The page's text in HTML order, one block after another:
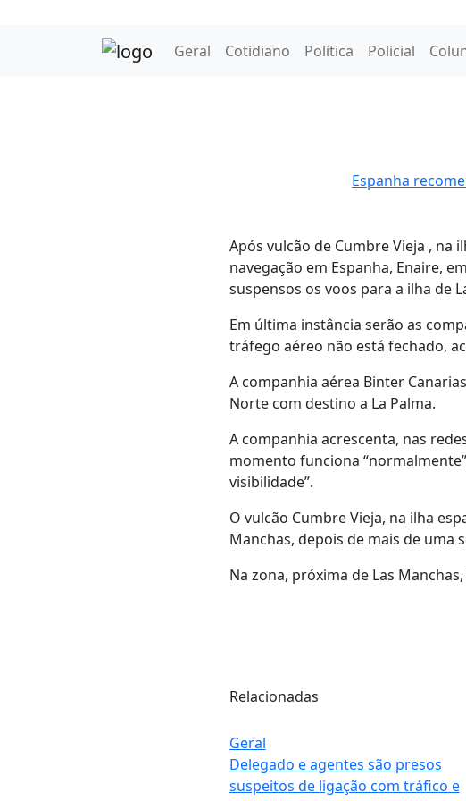
Geral Cotidiano Política Policial
Espanha
Após vulcão de Cumbre Vieja , na
navegação em Espanha, Enaire,
suspensos os voos para a ilha de
Em última instância serão as
tráfego aéreo não está fechado,
A companhia aérea Binter
Norte com destino a La Palma.
A companhia acrescenta, nas
momento funciona
visibilidade”.
O vulcão Cumbre Vieja, na ilha
Manchas, depois de mais de uma
Na zona, próxima de Las
Relacionadas
Geral
Delegado e agentes são presos
suspeitos de ligação com tráfico e